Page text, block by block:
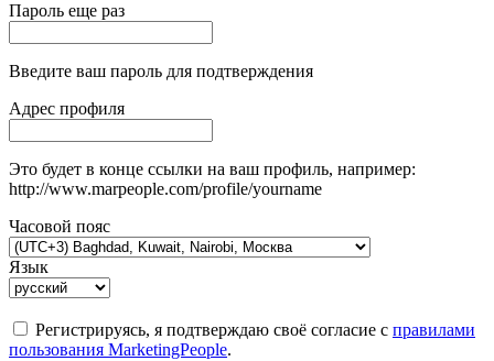
Пароль еще раз
Введите ваш пароль для подтверждения
Адрес профиля
Это будет в конце ссылки на ваш профиль, например:
http://www.marpeople.com/profile/yourname
Часовой пояс
Язык
Регистрируясь, я подтверждаю своё согласие с правилами
пользования MarketingPeople.